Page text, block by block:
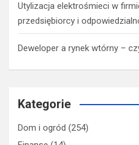
Utylizacja elektrośmieci w
przedsiębiorcy i
Deweloper a rynek wtórny –
Kategorie
Dom i ogród (254)